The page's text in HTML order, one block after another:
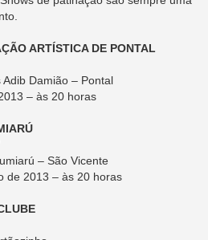
ARTÍSTICA DE PONTAL
Damião – Pontal
– às 20 horas
– São Vicente
de 2013 – às 20 horas